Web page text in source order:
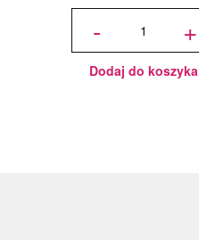
-
ilość Karton
36x36x45/30
cm Biały - 1 +
Dodaj do koszyka